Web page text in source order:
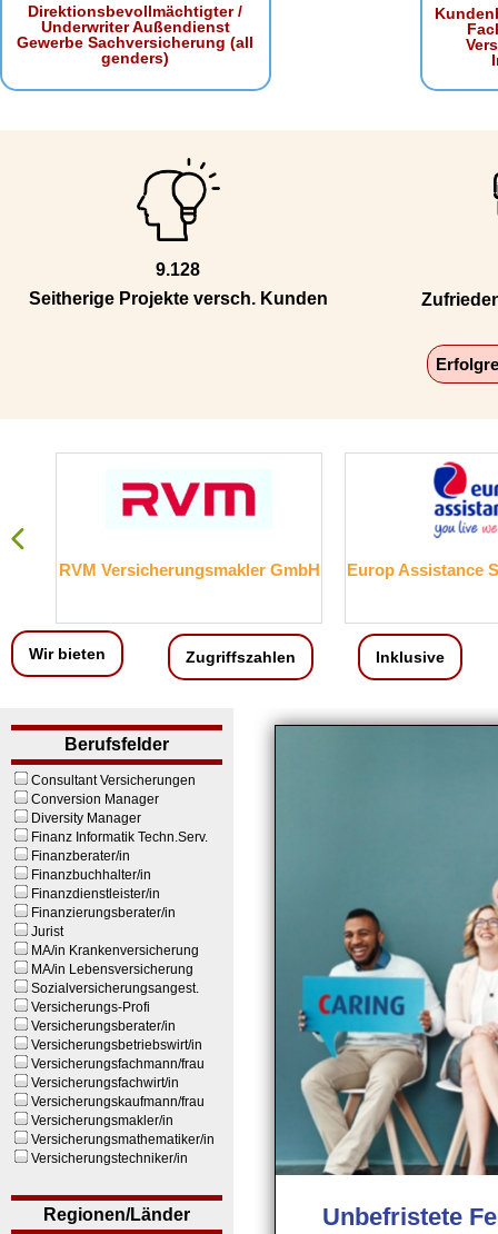
Direktionsbevollmächtigter /
Underwriter Außendienst
Gewerbe Sachversicherung (all
genders)
9.128
Seitherige Projekte versch. Kunden
RVM Versicherungsmakler GmbH Europ Assistance
Wir bieten Zugriffszahlen Inklusive
Berufsfelder
Consultant Versicherungen
Conversion Manager
Diversity Manager
Finanz Informatik Techn.Serv.
Finanzberater/in
Finanzbuchhalter/in
Finanzdienstleister/in
Finanzierungsberater/in
Jurist
MA/in Krankenversicherung
MA/in Lebensversicherung
Sozialversicherungsangest.
Versicherungs-Profi
Versicherungsberater/in
Versicherungsbetriebswirt/in
Versicherungsfachmann/frau
Versicherungsfachwirt/in
Versicherungskaufmann/frau
Versicherungsmakler/in
Versicherungsmathematiker/in
Versicherungstechniker/in
Regionen/Länder Unbefristete